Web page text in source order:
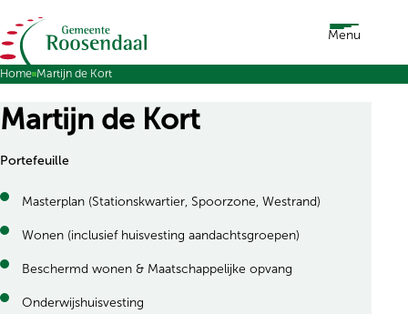
Ga naar de inhoud Menu
Home Martijn de Kort
Martijn de Kort
Portefeuille
Masterplan (Stationskwartier, Spoorzone, Westrand)
Wonen (inclusief huisvesting aandachtsgroepen)
Beschermd wonen & Maatschappelijke opvang
Onderwijshuisvesting